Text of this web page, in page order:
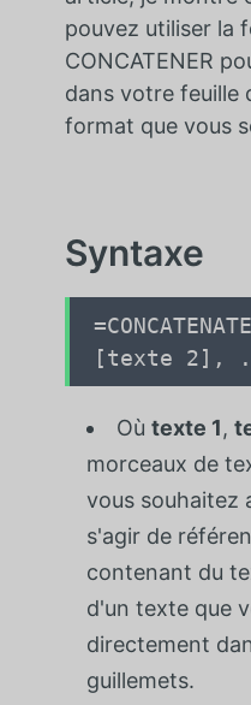
pouvez utiliser la
CONCATENER
dans votre feuille
format que vous
Syntaxe
[texte 2],
Où texte 1,
morceaux de
vous souhaitez
s'agir de
contenant du
d'un texte que
directement
guillemets.